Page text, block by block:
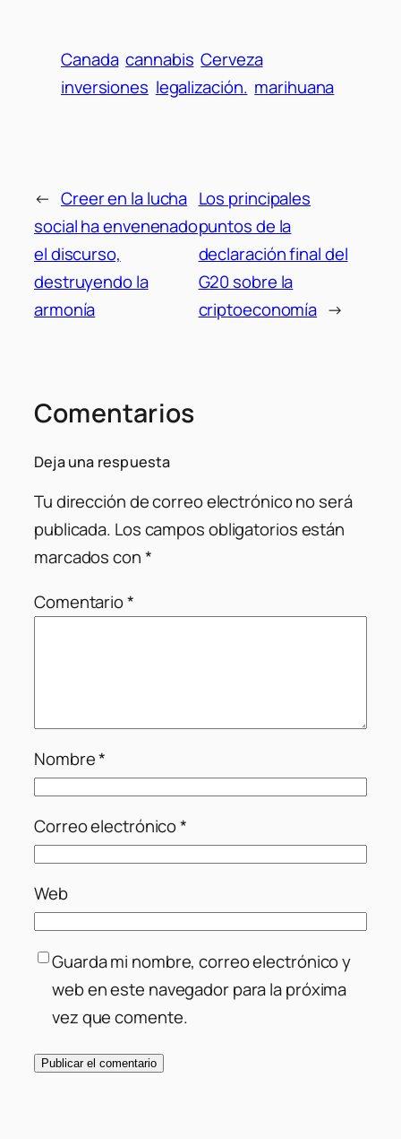
Canada cannabis Cerveza
inversiones legalización. marihuana
← Creer en la lucha
social ha envenenado
el discurso,
destruyendo la
armonía
Los principales
puntos de la
declaración final del
G20 sobre la
criptoeconomía →
Comentarios
Deja una respuesta
Tu dirección de correo electrónico no será
publicada. Los campos obligatorios están
marcados con*
Comentario*
Nombre*
Correo electrónico*
Web
Guarda mi nombre, correo electrónico y
web en este navegador para la próxima
vez que comente.